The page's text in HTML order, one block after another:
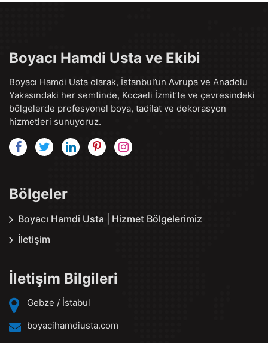
Boyacı Hamdi Usta ve Ekibi
Boyacı Hamdi Usta olarak, İstanbul’un Avrupa ve Anadolu
Yakasındaki her semtinde, Kocaeli İzmit’te ve çevresindeki
bölgelerde profesyonel boya, tadilat ve dekorasyon
hizmetleri sunuyoruz.
Bölgeler
Boyacı Hamdi Usta | Hizmet Bölgelerimiz
İletişim
İletişim Bilgileri
Gebze / İstabul
boyacihamdiusta.com